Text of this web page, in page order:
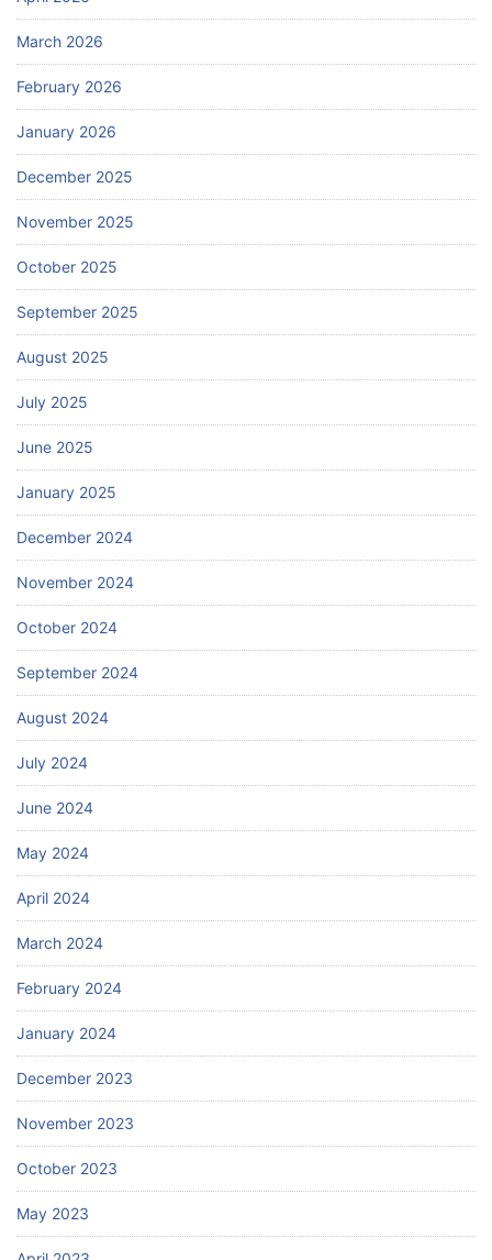
March 2026
February 2026
January 2026
December 2025
November 2025
October 2025
September 2025
August 2025
July 2025
June 2025
January 2025
December 2024
November 2024
October 2024
September 2024
August 2024
July 2024
June 2024
May 2024
April 2024
March 2024
February 2024
January 2024
December 2023
November 2023
October 2023
May 2023